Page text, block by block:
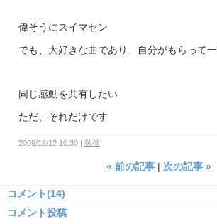
偉そうにスイマセン
でも、大好きな曲であり、自分がもらって
同じ感動を共有したい
ただ、それだけです
2009/12/12 10:30 勉強
« 前の記事 次の記事 »
コメント(14)
コメント投稿